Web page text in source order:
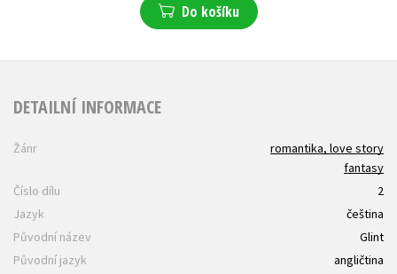
Do košíku
DETAILNÍ INFORMACE
Žánr
romantika, love story
fantasy
Číslo dílu
2
Jazyk
čeština
Původní název
Glint
Původní jazyk
angličtina